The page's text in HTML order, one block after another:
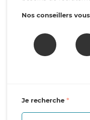
Nos conseillers
Je recherche